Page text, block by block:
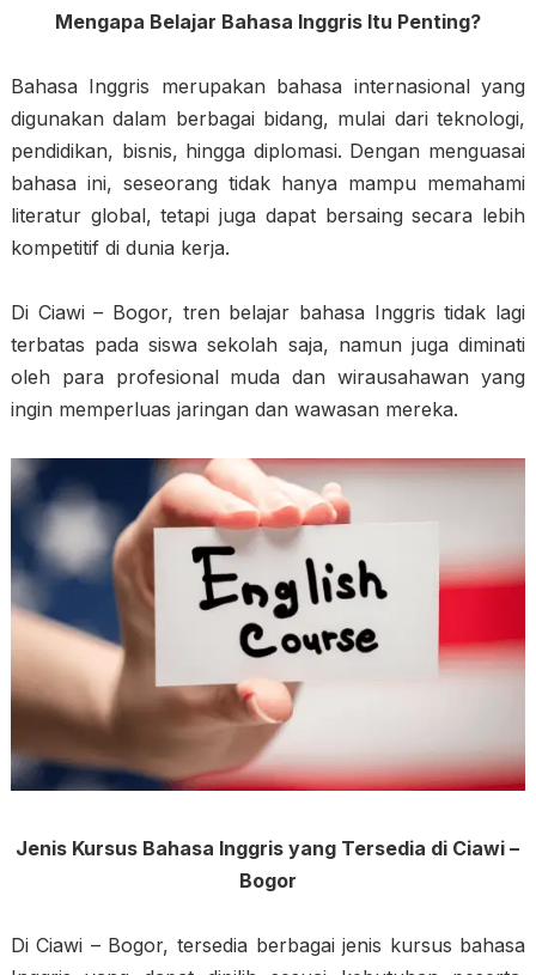
Mengapa Belajar Bahasa Inggris Itu Penting?
Bahasa Inggris merupakan bahasa internasional yang
digunakan dalam berbagai bidang, mulai dari teknologi,
pendidikan, bisnis, hingga diplomasi. Dengan menguasai
bahasa ini, seseorang tidak hanya mampu memahami
literatur global, tetapi juga dapat bersaing secara lebih
kompetitif di dunia kerja.
Di Ciawi – Bogor, tren belajar bahasa Inggris tidak lagi
terbatas pada siswa sekolah saja, namun juga diminati
oleh para profesional muda dan wirausahawan yang
ingin memperluas jaringan dan wawasan mereka.
Jenis Kursus Bahasa Inggris yang Tersedia di Ciawi –
Bogor
Di Ciawi – Bogor, tersedia berbagai jenis kursus bahasa